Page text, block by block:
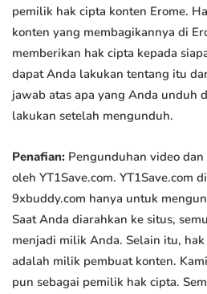
pemilik hak cipta konten Erome.
konten yang membagikannya di
memberikan hak cipta kepada
dapat Anda lakukan tentang itu
jawab atas apa yang Anda unduh
lakukan setelah mengunduh.
Penafian: Pengunduhan video
oleh YT1Save.com. YT1Save.com
9xbuddy.com hanya untuk
Saat Anda diarahkan ke situs,
menjadi milik Anda. Selain itu,
adalah milik pembuat konten.
pun sebagai pemilik hak cipta.